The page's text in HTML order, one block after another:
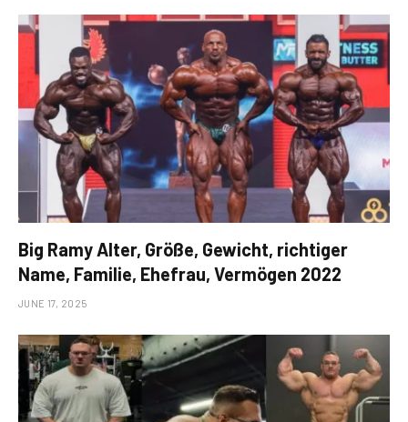
Big Ramy Alter, Größe, Gewicht, richtiger
Name, Familie, Ehefrau, Vermögen 2022
JUNE 17, 2025